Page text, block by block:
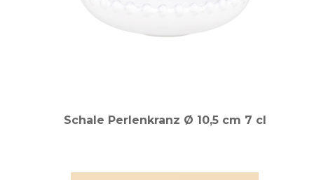
Schale Perlenkranz Ø 10,5 cm 7 cl